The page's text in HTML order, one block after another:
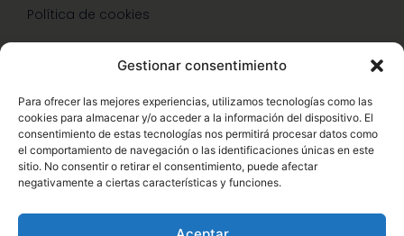
Gestionar consentimiento
Para ofrecer las mejores experiencias, utilizamos tecnologías como las
cookies para almacenar y/o acceder a la información del dispositivo. El
consentimiento de estas tecnologías nos permitirá procesar datos como
el comportamiento de navegación o las identificaciones únicas en este
sitio. No consentir o retirar el consentimiento, puede afectar
negativamente a ciertas características y funciones.
Política de cookies
Hazte Miembro Herbalife
Consulta Nutrición Gratis
Descuentos Vip Herbalife